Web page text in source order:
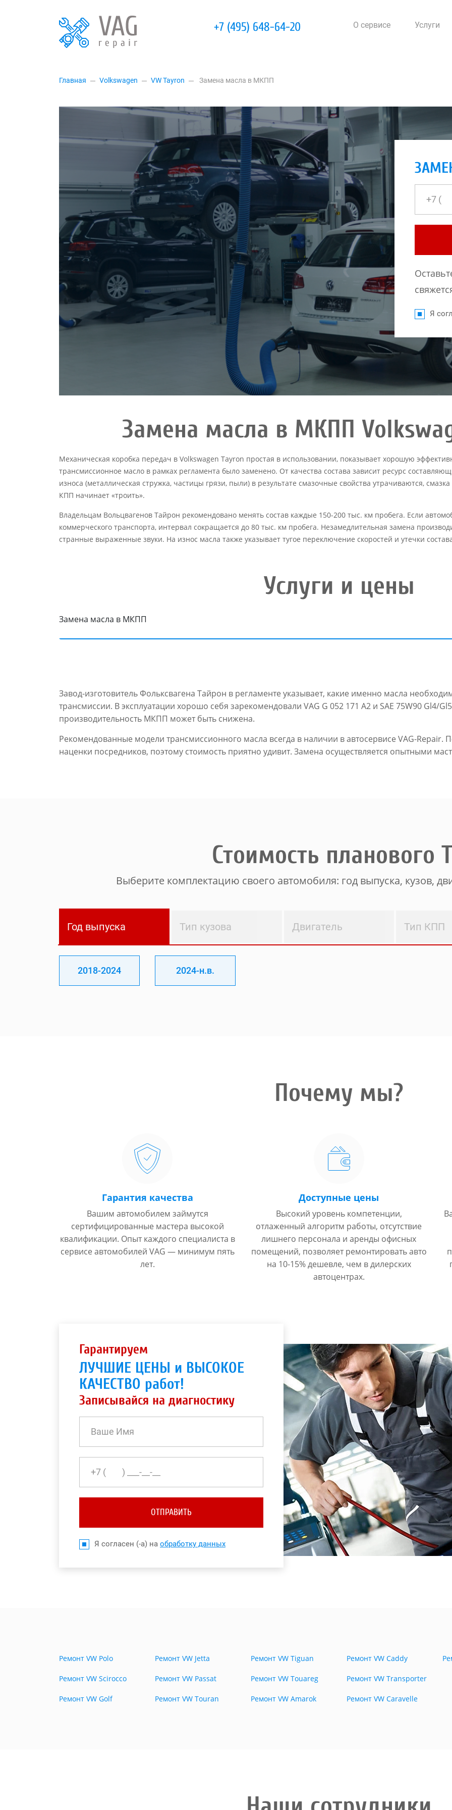
+7 (495) 648-64-20 О сервисе Услуги
Главная Volkswagen VW Tayron Замена масла в МКПП
Я
Замена масла в МКПП
Механическая коробка передач в Volkswagen Tayron простая в использовании, показывает хорошую
трансмиссионное масло в рамках регламента было заменено. От качества состава зависит ресурс
износа (металлическая стружка, частицы грязи, пыли) в результате смазочные свойства утрачиваются,
КПП начинает «троить».
Владельцам Вольцвагенов Тайрон рекомендовано менять состав каждые 150-200 тыс. км пробега. Если
коммерческого транспорта, интервал сокращается до 80 тыс. км пробега. Незамедлительная замена
странные выраженные звуки. На износ масла также указывает тугое переключение скоростей и утечки
Услуги и цены
Замена масла в МКПП
Завод-изготовитель Фольксвагена Тайрон в регламенте указывает, какие именно масла
трансмиссии. В эксплуатации хорошо себя зарекомендовали VAG G 052 171 A2 и SAE 75W90 Gl4/
производительность МКПП может быть снижена.
Рекомендованные модели трансмиссионного масла всегда в наличии в автосервисе VAG-Repair.
наценки посредников, поэтому стоимость приятно удивит. Замена осуществляется опытными
Стоимость планового
Выберите комплектацию своего автомобиля: год выпуска, кузов,
Год выпуска Тип кузова Двигатель Тип КПП
2018-2024 2024-н.в.
Почему мы?
Гарантия качества
Вашим автомобилем займутся
сертифицированные мастера высокой
квалификации. Опыт каждого специалиста в
сервисе автомобилей VAG — минимум пять
лет.
Доступные цены
Высокий уровень компетенции,
отлаженный алгоритм работы, отсутствие
лишнего персонала и аренды офисных
помещений, позволяет ремонтировать авто
на 10-15% дешевле, чем в дилерских
автоцентрах.
Гарантируем
ЛУЧШИЕ ЦЕНЫ и ВЫСОКОЕ
КАЧЕСТВО работ!
Записывайся на диагностику
ОТПРАВИТЬ
Я согласен (-а) на обработку данных
Ремонт VW Polo
Ремонт VW Scirocco
Ремонт VW Golf
Ремонт VW Jetta
Ремонт VW Passat
Ремонт VW Touran
Ремонт VW Tiguan
Ремонт VW Touareg
Ремонт VW Amarok
Ремонт VW Caddy
Ремонт VW Transporter
Ремонт VW Caravelle